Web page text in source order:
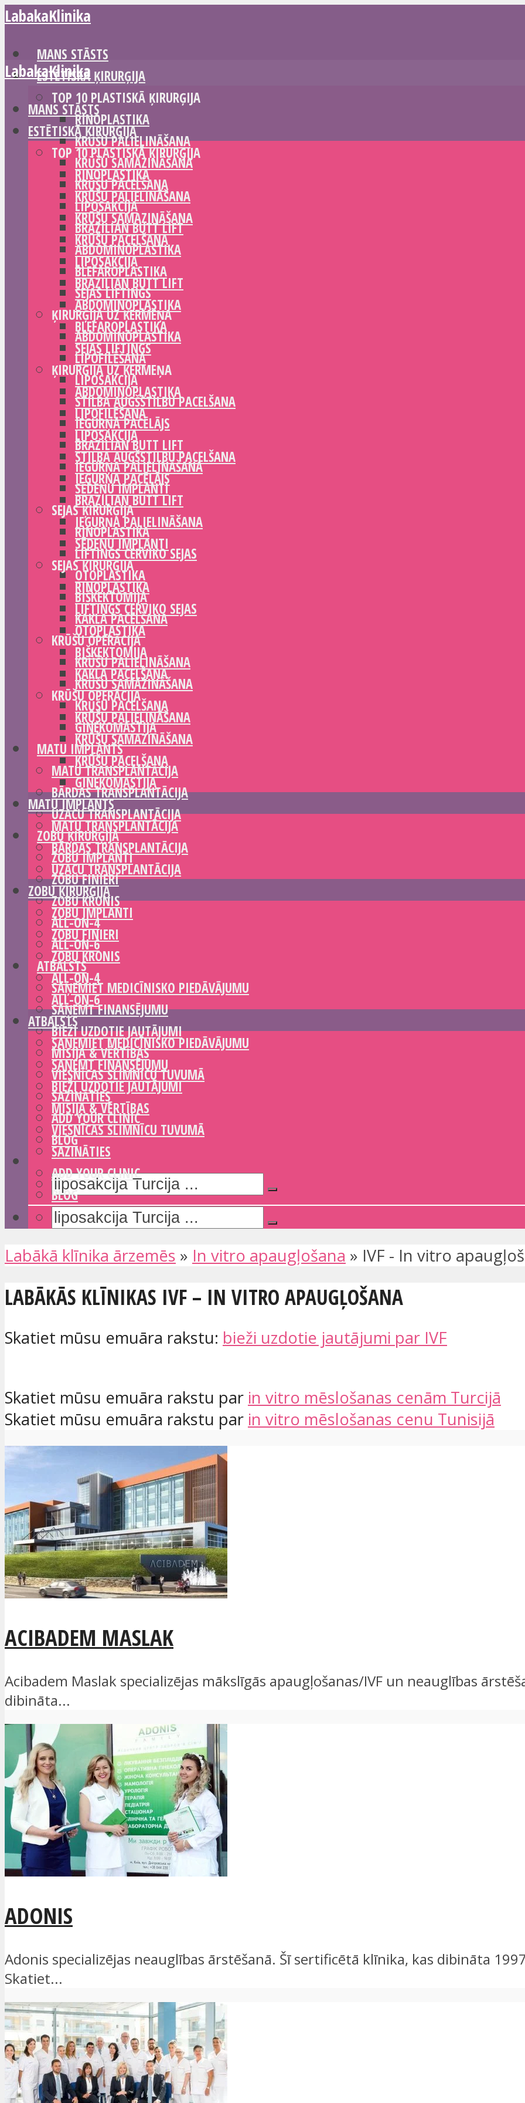
LabakaKlinika
MANS STĀSTS
ESTĒTISKĀ ĶIRURĢIJA
TOP 10 PLASTISKĀ ĶIRURĢIJA
RINOPLASTIKA
KRŪŠU PALIELINĀŠANA
KRŪŠU SAMAZINĀŠANA
KRŪŠU PACELŠANA
LIPOSAKCIJA
BRAZILIAN BUTT LIFT
ABDOMINOPLASTIKA
BLEFAROPLASTIKA
SEJAS LIFTINGS
ĶIRURĢIJA UZ ĶERMEŅA
ABDOMINOPLASTIKA
LIPOFILĒŠANA
LIPOSAKCIJA
STILBA AUGŠSTILBU PACELŠANA
IEGURŅA PACĒLĀJS
BRAZILIAN BUTT LIFT
IEGURŅA PALIELINĀŠANA
SĒDEŅU IMPLANTI
SEJAS ĶIRURĢIJA
RINOPLASTIKA
LIFTINGS CERVIKO SEJAS
OTOPLASTIKA
BIŠKEKTOMIJA
KAKLA PACELŠANA
KRŪŠU OPERĀCIJA
KRŪŠU PALIELINĀŠANA
KRŪŠU SAMAZINĀŠANA
KRŪŠU PACELŠANA
GINEKOMASTIJA
MATU IMPLANTS
MATU TRANSPLANTĀCIJA
BĀRDAS TRANSPLANTĀCIJA
UZACU TRANSPLANTĀCIJA
ZOBU ĶIRURĢIJA
ZOBU IMPLANTI
ZOBU FINIERI
ZOBU KRONIS
ALL-ON-4
ALL-ON-6
ATBALSTS
SAŅEMIET MEDICĪNISKO PIEDĀVĀJUMU
SAŅEMT FINANSĒJUMU
BIEŽI UZDOTIE JAUTĀJUMI
MISIJA & VĒRTĪBAS
VIESNĪCAS SLIMNĪCU TUVUMĀ
SAZINĀTIES
ADD YOUR CLINIC
BLOG
LabakaKlinika
MANS STĀSTS
ESTĒTISKĀ ĶIRURĢIJA
TOP 10 PLASTISKĀ ĶIRURĢIJA
RINOPLASTIKA
KRŪŠU PALIELINĀŠANA
KRŪŠU SAMAZINĀŠANA
KRŪŠU PACELŠANA
LIPOSAKCIJA
BRAZILIAN BUTT LIFT
ABDOMINOPLASTIKA
BLEFAROPLASTIKA
SEJAS LIFTINGS
ĶIRURĢIJA UZ ĶERMEŅA
ABDOMINOPLASTIKA
LIPOFILĒŠANA
LIPOSAKCIJA
STILBA AUGŠSTILBU PACELŠANA
IEGURŅA PACĒLĀJS
BRAZILIAN BUTT LIFT
IEGURŅA PALIELINĀŠANA
SĒDEŅU IMPLANTI
SEJAS ĶIRURĢIJA
RINOPLASTIKA
LIFTINGS CERVIKO SEJAS
OTOPLASTIKA
BIŠKEKTOMIJA
KAKLA PACELŠANA
KRŪŠU OPERĀCIJA
KRŪŠU PALIELINĀŠANA
KRŪŠU SAMAZINĀŠANA
KRŪŠU PACELŠANA
GINEKOMASTIJA
MATU IMPLANTS
MATU TRANSPLANTĀCIJA
BĀRDAS TRANSPLANTĀCIJA
UZACU TRANSPLANTĀCIJA
ZOBU ĶIRURĢIJA
ZOBU IMPLANTI
ZOBU FINIERI
ZOBU KRONIS
ALL-ON-4
ALL-ON-6
ATBALSTS
SAŅEMIET MEDICĪNISKO PIEDĀVĀJUMU
SAŅEMT FINANSĒJUMU
BIEŽI UZDOTIE JAUTĀJUMI
MISIJA & VĒRTĪBAS
VIESNĪCAS SLIMNĪCU TUVUMĀ
SAZINĀTIES
ADD YOUR CLINIC
BLOG
Labākā klīnika ārzemēs » In vitro apaugļošana » IVF - In vitro
LABĀKĀS KLĪNIKAS IVF – IN VITRO APAUGĻOŠANA
Skatiet mūsu emuāra rakstu: bieži uzdotie jautājumi par IVF
Skatiet mūsu emuāra rakstu par in vitro mēslošanas cenām Turcijā
Skatiet mūsu emuāra rakstu par in vitro mēslošanas cenu Tunisijā
ACIBADEM MASLAK
Acibadem Maslak specializējas mākslīgās apaugļošanas/IVF un neauglības
dibināta...
ADONIS
Adonis specializējas neauglības ārstēšanā. Šī sertificētā klīnika, kas dibināta
Skatiet...